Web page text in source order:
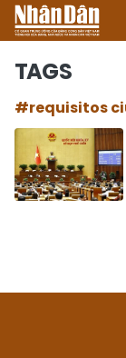
TAGS
#requisitos